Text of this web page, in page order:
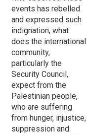
events has rebelled
and expressed such
indignation, what
does the international
community,
particularly the
Security Council,
expect from the
Palestinian people,
who are suffering
from hunger, injustice,
suppression and